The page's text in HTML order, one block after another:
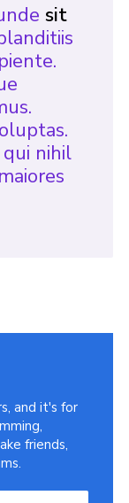
sit
nihil
and it's for
friends,